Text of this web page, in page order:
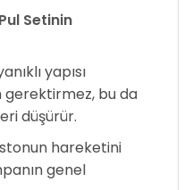
Setinin
yapısı
gerektirmez, bu da
düşürür.
hareketini
genel